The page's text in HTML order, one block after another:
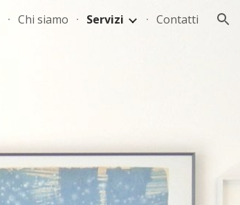
Chi siamo Servizi Contatti